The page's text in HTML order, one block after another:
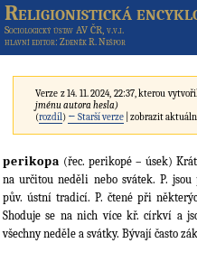
Religionistická
Sociologický ústav AV ČR, v.v.i.
hlavní editor: Zdeněk R. Nešpor
Verze z 14. 11. 2024, 22:37, kterou
jménu autora hesla)
(rozdíl) ← Starší verze | zobrazit
perikopa (řec. perikopé – úsek)
na určitou neděli nebo svátek. P. jsou
pův. ústní tradicí. P. čtené při
Shoduje se na nich více kř. církví a
všechny neděle a svátky. Bývají často